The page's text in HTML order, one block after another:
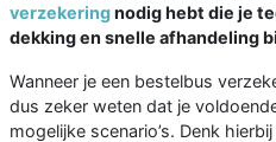
verzekeringnodig hebt die je
dekking en snelle afhandeling
Wanneer je een bestelbus
dus zeker weten dat je
mogelijke scenario’s. Denk